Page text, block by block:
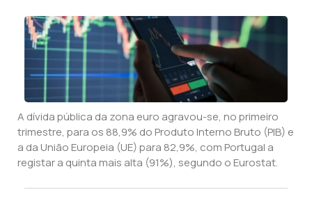
A dívida pública da zona euro agravou-se, no primeiro
trimestre, para os 88,9% do Produto Interno Bruto (PIB) e
a da União Europeia (UE) para 82,9%, com Portugal a
registar a quinta mais alta (91%), segundo o Eurostat.